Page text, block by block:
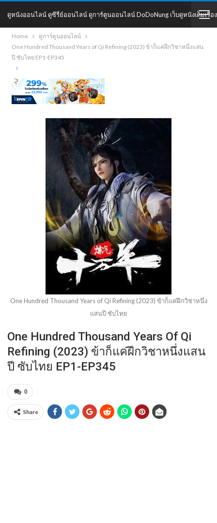
ดูหนังออนไลน์ ดูซีรี่ย์ออนไลน์ ดูการ์ตูนออนไลน์ DoDoNung เว็บดูหนังเต็มเรื่อง
DoDoNung
Home
ดูการ์ตูนออนไลน์
One Hundred Thousand Years of Qi Refining (2023) ข้าก็แค่ฝึกวิชาหนึ่งแสน
ปี ซับไทย EP1-EP345
One Hundred Thousand Years of Qi Refining (2023) ข้าก็แค่ฝึกวิชาหนึ่ง
แสนปี ซับไทย
One Hundred Thousand Years Of Qi
Refining (2023) ข้าก็แค่ฝึกวิชาหนึ่งแสน
ปี ซับไทย EP1-EP345
0
Share